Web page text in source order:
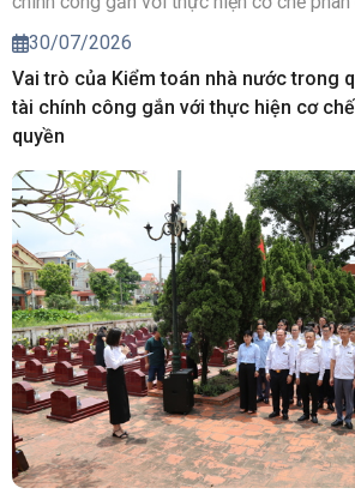
30/07/2026
Vai trò của Kiểm toán nhà nước trong
tài chính công gắn với thực hiện cơ
quyền